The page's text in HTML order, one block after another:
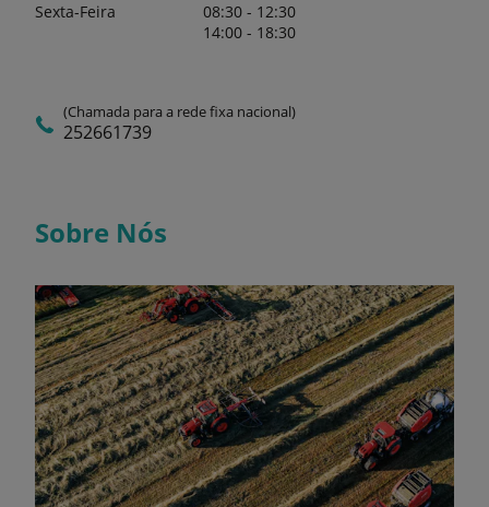
Sexta-Feira
08:30 - 12:30
14:00 - 18:30
(Chamada para a rede fixa nacional)
252661739
Sobre Nós